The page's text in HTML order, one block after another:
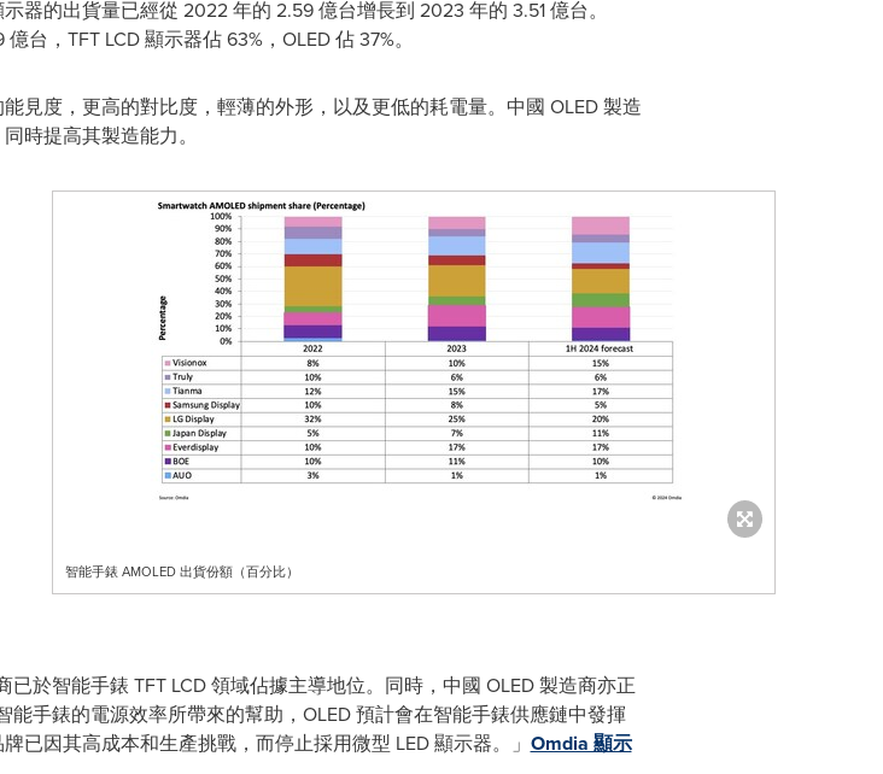
的出貨量已經從 2022 年的 2.59 億台增長到 2023 年的 3.51 億台。
台，TFT LCD 顯示器佔 63%，OLED 佔 37%。
見度，更高的對比度，輕薄的外形，以及更低的耗電量。中國 OLED 製造
時提高其製造能力。
智能手錶 AMOLED 出貨份額（百分比）
已於智能手錶 TFT LCD 領域佔據主導地位。同時，中國 OLED 製造商亦正
手錶的電源效率所帶來的幫助，OLED 預計會在智能手錶供應鏈中發揮
因其高成本和生產挑戰，而停止採用微型 LED 顯示器。」 Omdia 顯示